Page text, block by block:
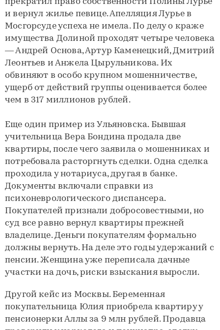
прекратил право собственности Полины Лурье
и вернул жилье певице. Апелляция Лурье в
Мосгорсуде успеха не имела. По делу о краже
имущества Долиной проходят четыре человека
— Андрей Основа, Артур Каменецкий, Дмитрий
Леонтьев и Анжела Цырульникова. Их
обвиняют в особо крупном мошенничестве,
ущерб от действий группы оценивается более
чем в 317 миллионов рублей.
Еще один пример из Ульяновска. Бывшая
учительница Вера Бондина продала две
квартиры, после чего заявила о мошенниках и
потребовала расторгнуть сделки. Одна сделка
проходила у нотариуса, другая в банке.
Документы включали справки из
психоневрологического диспансера.
Покупателей признали добросовестными, но
суд все равно вернул квартиры прежней
владелице. Деньги покупателям формально
должны вернуть. На деле это годы удержаний с
пенсии. Женщина уже переписала дачные
участки на дочь, риски взыскания выросли.
Другой кейс из Москвы. Беременная
покупательница Юлия приобрела квартиру у
пенсионерки Аллы за 9 млн рублей. Продавца